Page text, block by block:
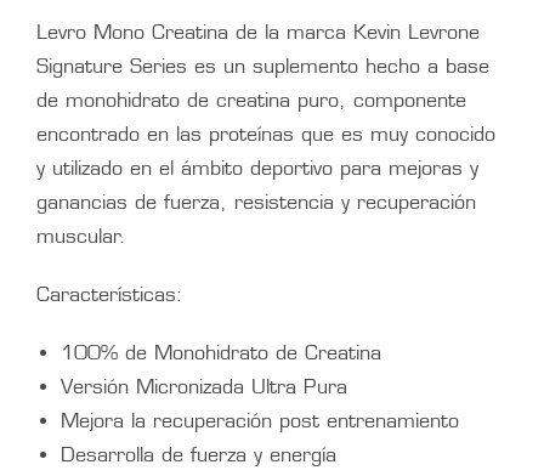
Levro Mono Creatina de la marca Kevin Levrone
Signature Series es un suplemento hecho a base
de monohidrato de creatina puro, componente
encontrado en las proteínas que es muy conocido
y utilizado en el ámbito deportivo para mejoras y
ganancias de fuerza, resistencia y recuperación
muscular.
Características:
100% de Monohidrato de Creatina
Versión Micronizada Ultra Pura
Mejora la recuperación post entrenamiento
Desarrolla de fuerza y energía